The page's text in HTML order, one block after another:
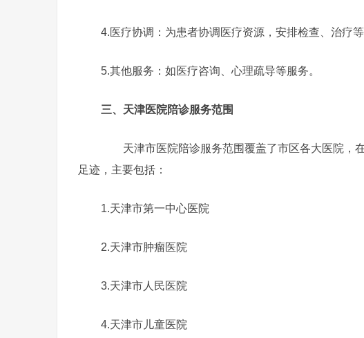
4.医疗协调：为患者协调医疗资源，安排检查、治疗等
5.其他服务：如医疗咨询、心理疏导等服务。
三、天津医院陪诊服务范围
天津市医院陪诊服务范围覆盖了市区各大医院，
足迹，主要包括：
1.天津市第一中心医院
2.天津市肿瘤医院
3.天津市人民医院
4.天津市儿童医院